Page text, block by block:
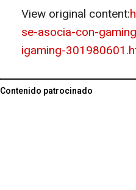
View original content:
se-asocia-con-
igaming-
Contenido patrocinado